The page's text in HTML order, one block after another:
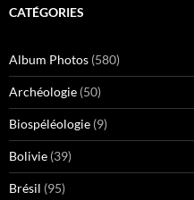
CATÉGORIES
Album Photos (580)
Archéologie (50)
Biospéléologie (9)
Bolivie (39)
Brésil (95)